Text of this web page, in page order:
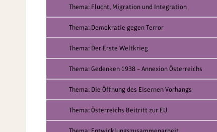
Thema: Flucht, Migration und Integration
Thema: Demokratie gegen Terror
Thema: Der Erste Weltkrieg
Thema: Gedenken 1938 – Annexion Österreichs
Thema: Die Öffnung des Eisernen Vorhangs
Thema: Österreichs Beitritt zur EU